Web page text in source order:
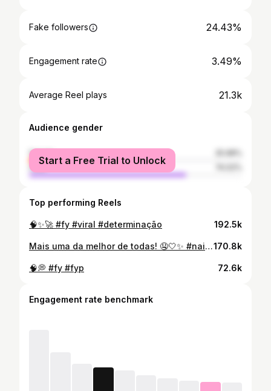
Fake followers 24.43%
Engagement rate 3.49%
Average Reel plays 21.3k
Audience gender
female
male
Start a Free Trial to Unlock
Top performing Reels
🧠✨🚀 #fy #viral #determinação 192.5k
Mais uma da melhor de todas! 🤤🤍✨ #nails #unhasdecoradas #alongamento170.8k
🧠💭 #fy #fyp 72.6k
Engagement rate benchmark